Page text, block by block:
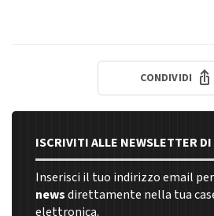
CONDIVIDI
ISCRIVITI ALLE NEWSLETTER
Inserisci il tuo indirizzo email
newsdirettamente nella tua
elettronica.